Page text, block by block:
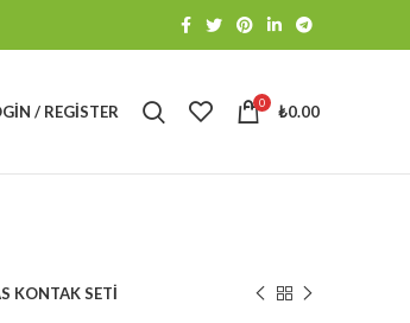
/ REGISTER 0 ₺0.00
KONTAK SETİ